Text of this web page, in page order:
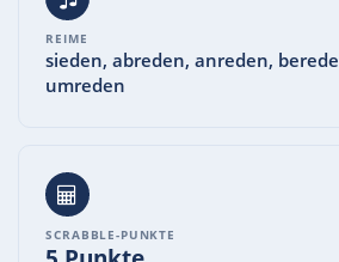
REIME
sieden, abreden, anreden,
umreden
SCRABBLE-PUNKTE